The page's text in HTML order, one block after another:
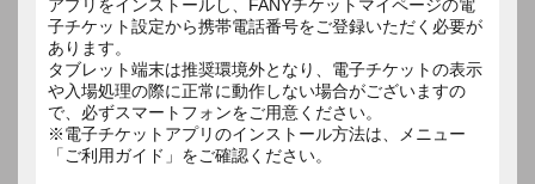
アプリをインストールし、FANYチケットマイページの電
子チケット設定から携帯電話番号をご登録いただく必要が
あります。
タブレット端末は推奨環境外となり、電子チケットの表示
や入場処理の際に正常に動作しない場合がございますの
で、必ずスマートフォンをご用意ください。
※電子チケットアプリのインストール方法は、メニュー
「ご利用ガイド」をご確認ください。